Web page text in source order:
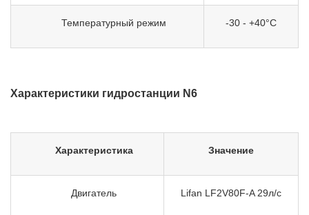
Температурный режим -30 - +40°C
Характеристики гидростанции N6
Характеристика Значение
Двигатель Lifan LF2V80F-A 29л/с